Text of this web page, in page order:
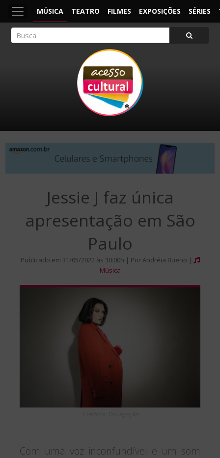
MÚSICA TEATRO FILMES EXPOSIÇÕES SÉRIES
Jessie J faz única
apresentação em São
Paulo
Publicado em 31/05/2022 às 10:00h | Por Andréia Bueno |
Música
Com uma voz inconfundível e um som